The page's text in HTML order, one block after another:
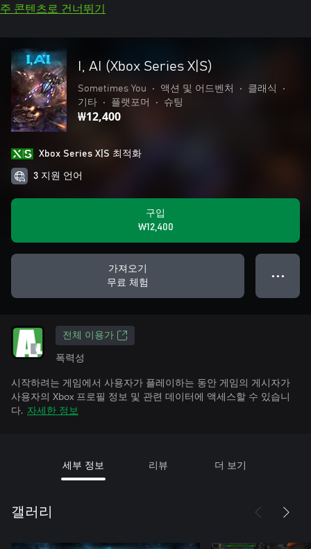
주 콘텐츠로 건너뛰기
I, AI (Xbox Series X|S)
Sometimes You • 액션 및 어드벤처 • 클래식
•
기타
• 플랫포머 • 슈팅
₩12,400
Xbox Series X|S 최적화
3 지원 언어
구입
₩12,400
가져오기
무료 체험
● ● ●
전체 이용가
폭력성
시작하려는 게임에서 사용자가 플레이하는 동안 게임의 게시자가
사용자의 Xbox 프로필 정보 및 관련 데이터에 액세스할 수 있습니
다. 자세한 정보
세부 정보 리뷰 더 보기
갤러리